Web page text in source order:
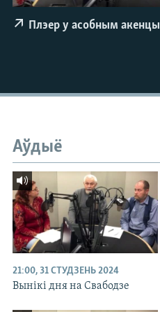
Плэер у асобным акенцы
Аўдыё
21:00, 31 СТУДЗЕНЬ 2024
Вынікі дня на Свабодзе